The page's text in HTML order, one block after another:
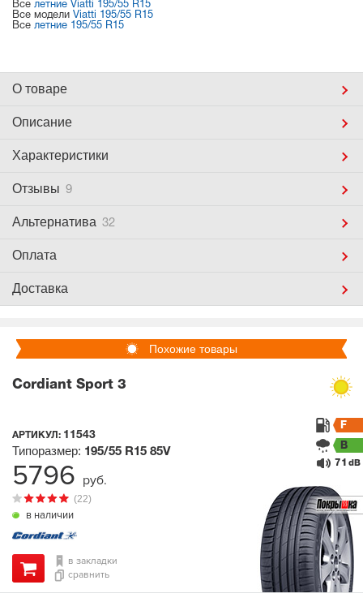
Все летние Viatti 195/55 R15
Все модели Viatti 195/55 R15
Все летние 195/55 R15
О товаре
Описание
Характеристики
Отзывы 9
Альтернатива 32
Оплата
Доставка
Похожие товары
Cordiant Sport 3
АРТИКУЛ: 11543
в наличии
(22)
Типоразмер: 195/55 R15 85V
F
B
71 dB
в закладки
сравнить
5796 руб.